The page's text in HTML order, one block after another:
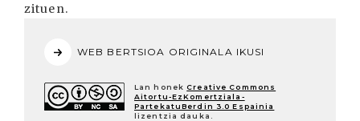
zituen.
WEB BERTSIOA ORIGINALA IKUSI
Lan honek Creative Commons
Aitortu-EzKomertziala-
PartekatuBerdin 3.0 Espainia
lizentzia dauka.